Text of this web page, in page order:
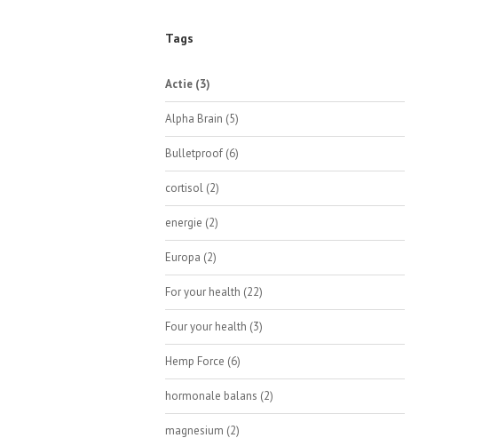
Tags
Actie (3)
Alpha Brain (5)
Bulletproof (6)
cortisol (2)
energie (2)
Europa (2)
For your health (22)
Four your health (3)
Hemp Force (6)
hormonale balans (2)
magnesium (2)